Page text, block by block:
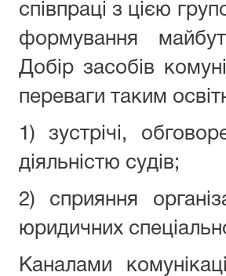
співпраці з цією
формування
Добір засобів
переваги таким
1) зустрічі,
діяльністю судів;
2) сприяння
юридичних
Каналами